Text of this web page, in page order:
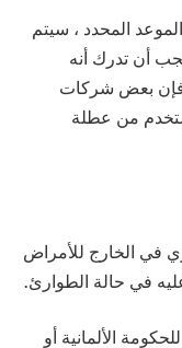
المحدد ، سيتم
أن تدرك أنه
فإن بعض شركات
من عطلة
في الخارج للأمراض
في حالة الطوارئ.
الألمانية أو